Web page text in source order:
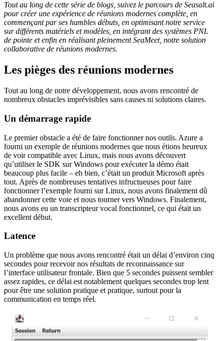
Tout au long de cette série de blogs, suivez le parcours de Seasalt.ai
pour créer une expérience de réunions modernes complète, en
commençant par ses humbles débuts, en optimisant notre service
sur différents matériels et modèles, en intégrant des systèmes PNL
de pointe et enfin en réalisant pleinement SeaMeet, notre solution
collaborative de réunions modernes.
Les pièges des réunions modernes
Tout au long de notre développement, nous avons rencontré de
nombreux obstacles imprévisibles sans causes ni solutions claires.
Un démarrage rapide
Le premier obstacle a été de faire fonctionner nos outils. Azure a
fourni un exemple de réunions modernes que nous étions heureux
de voir compatible avec Linux, mais nous avons découvert
qu’utiliser le SDK sur Windows pour exécuter la démo était
beaucoup plus facile – eh bien, c’était un produit Microsoft après
tout. Après de nombreuses tentatives infructueuses pour faire
fonctionner l’exemple fourni sur Linux, nous avons finalement dû
abandonner cette voie et nous tourner vers Windows. Finalement,
nous avons eu un transcripteur vocal fonctionnel, ce qui était un
excellent début.
Latence
Un problème que nous avons rencontré était un délai d’environ cinq
secondes pour recevoir nos résultats de reconnaissance sur
l’interface utilisateur frontale. Bien que 5 secondes puissent sembler
assez rapides, ce délai est notablement quelques secondes trop lent
pour être une solution pratique et pratique, surtout pour la
communication en temps réel.